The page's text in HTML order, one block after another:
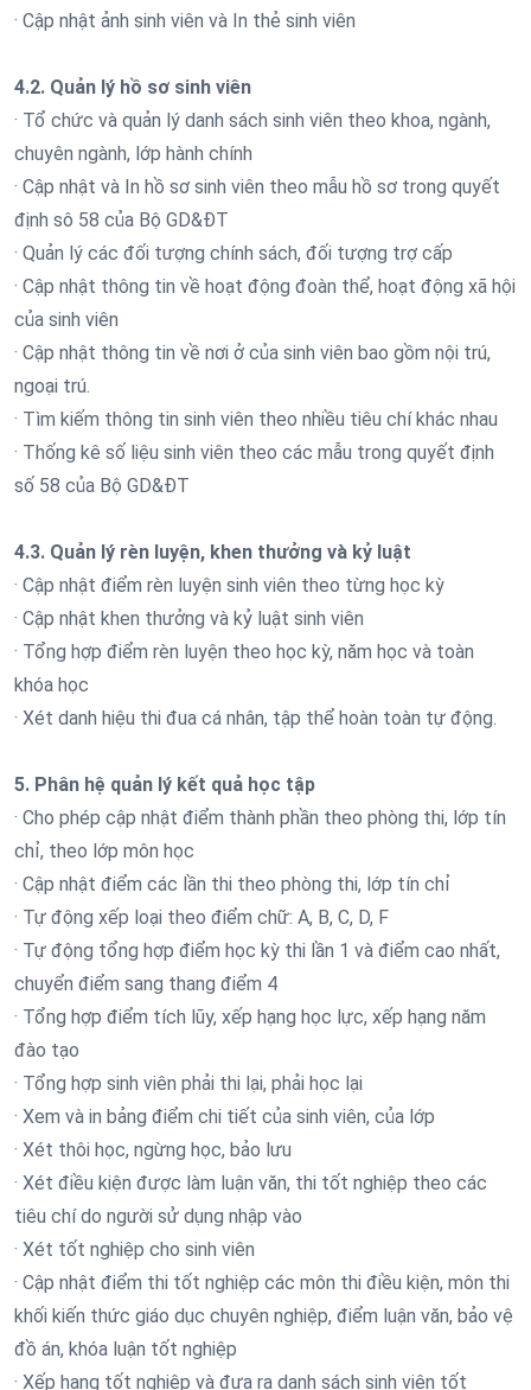
· Cập nhật ảnh sinh viên và In thẻ sinh viên
4.2. Quản lý hồ sơ sinh viên
· Tổ chức và quản lý danh sách sinh viên theo khoa, ngành,
chuyên ngành, lớp hành chính
· Cập nhật và In hồ sơ sinh viên theo mẫu hồ sơ trong quyết
định sô 58 của Bộ GD&ĐT
· Quản lý các đối tượng chính sách, đối tượng trợ cấp
· Cập nhật thông tin về hoạt động đoàn thể, hoạt động xã hội
của sinh viên
· Cập nhật thông tin về nơi ở của sinh viên bao gồm nội trú,
ngoại trú.
· Tìm kiếm thông tin sinh viên theo nhiều tiêu chí khác nhau
· Thống kê số liệu sinh viên theo các mẫu trong quyết định
số 58 của Bộ GD&ĐT
4.3. Quản lý rèn luyện, khen thưởng và kỷ luật
· Cập nhật điểm rèn luyện sinh viên theo từng học kỳ
· Cập nhật khen thưởng và kỷ luật sinh viên
· Tổng hợp điểm rèn luyện theo học kỳ, năm học và toàn
khóa học
· Xét danh hiệu thi đua cá nhân, tập thể hoàn toàn tự động.
5. Phân hệ quản lý kết quả học tập
· Cho phép cập nhật điểm thành phần theo phòng thi, lớp tín
chỉ, theo lớp môn học
· Cập nhật điểm các lần thi theo phòng thi, lớp tín chỉ
· Tự động xếp loại theo điểm chữ: A, B, C, D, F
· Tự động tổng hợp điểm học kỳ thi lần 1 và điểm cao nhất,
chuyển điểm sang thang điểm 4
· Tổng hợp điểm tích lũy, xếp hạng học lực, xếp hạng năm
đào tạo
· Tổng hợp sinh viên phải thi lại, phải học lại
· Xem và in bảng điểm chi tiết của sinh viên, của lớp
· Xét thôi học, ngừng học, bảo lưu
· Xét điều kiện được làm luận văn, thi tốt nghiệp theo các
tiêu chí do người sử dụng nhập vào
· Xét tốt nghiệp cho sinh viên
· Cập nhật điểm thi tốt nghiệp các môn thi điều kiện, môn thi
khối kiến thức giáo dục chuyên nghiệp, điểm luận văn, bảo vệ
đồ án, khóa luận tốt nghiệp
· Xếp hạng tốt nghiệp và đưa ra danh sách sinh viên tốt